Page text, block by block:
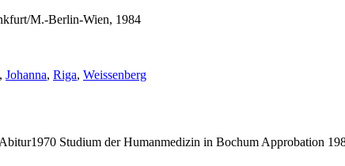
M.-Berlin-Wien, 1984
, Johanna, Riga, Weissenberg
Studium der Humanmedizin in Bochum Approbation